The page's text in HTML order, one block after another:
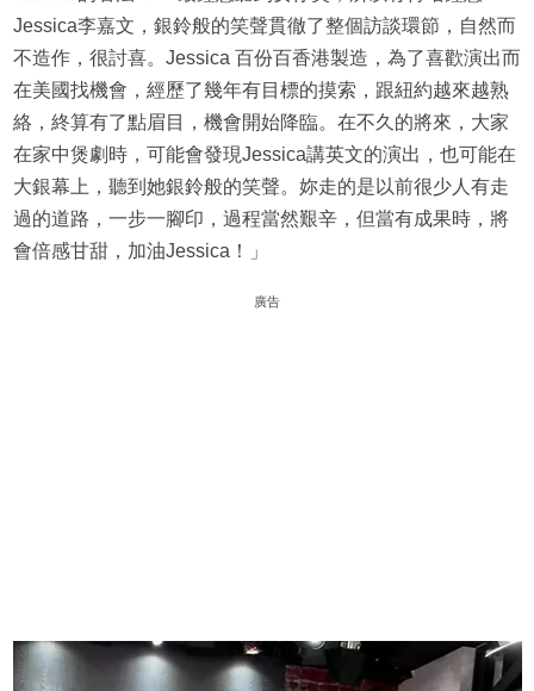
Jessica李嘉文，銀鈴般的笑聲貫徹了整個訪談環節，自然而
不造作，很討喜。Jessica 百份百香港製造，為了喜歡演出而
在美國找機會，經歷了幾年有目標的摸索，跟紐約越來越熟
絡，終算有了點眉目，機會開始降臨。在不久的將來，大家
在家中煲劇時，可能會發現Jessica講英文的演出，也可能在
大銀幕上，聽到她銀鈴般的笑聲。妳走的是以前很少人有走
過的道路，一步一腳印，過程當然艱辛，但當有成果時，將
會倍感甘甜，加油Jessica！」
廣告